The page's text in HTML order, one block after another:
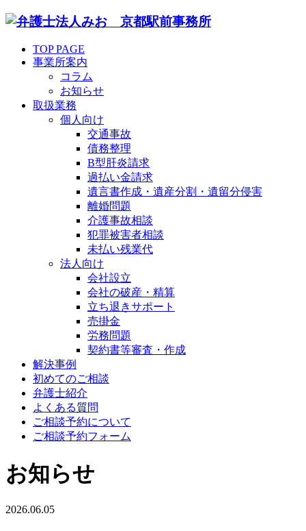
TOP PAGE
事業所案内
コラム
お知らせ
取扱業務
個人向け
交通事故
債務整理
B型肝炎請求
過払い金請求
遺言書作成・遺産分割・遺留分侵害
離婚問題
介護事故相談
犯罪被害者相談
未払い残業代
法人向け
会社設立
会社の破産・精算
立ち退きサポート
売掛金
労務問題
契約書等審査・作成
解決事例
初めてのご相談
弁護士紹介
よくある質問
ご相談予約について
ご相談予約フォーム
お知らせ
2026.06.05